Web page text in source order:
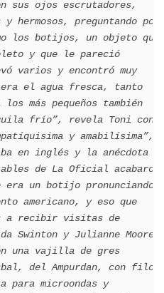
sus ojos escrutadores,
preguntando por
los botijos, un objeto que
y que le pareció
varios y encontró muy
el agua fresca, tanto
más pequeños también
frío”, revela Toni con
y amabilísima”,
en inglés y la anécdota
de La Oficial acabaron
un botijo pronunciando
americano, y eso que
a recibir visitas de
Swinton y Julianne Moore.
una vajilla de gres
del Ampurdan, con filo
para microondas y